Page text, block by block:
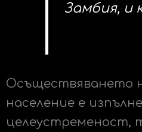
Замбия, и
Осъществяването
население е
целеустременост,